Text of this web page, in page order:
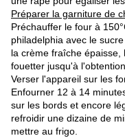
Préparer la garniture de
Préchauffer le four à
philadelphia avec le
la crème fraîche
fouetter jusqu'à
Verser l'appareil sur les
Enfourner 12 à 14
sur les bords et encore
refroidir une dizaine de
mettre au frigo.